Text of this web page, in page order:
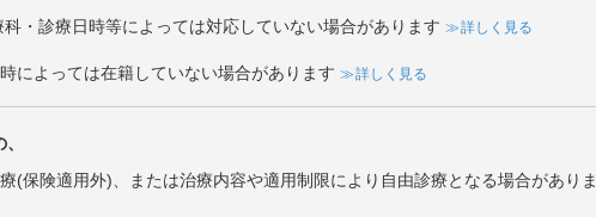
科・診療日時等によっては対応していない場合があります 詳しく見る
によっては在籍していない場合があります 詳しく見る
(保険適用外)、または治療内容や適用制限により自由診療となる場合がありま